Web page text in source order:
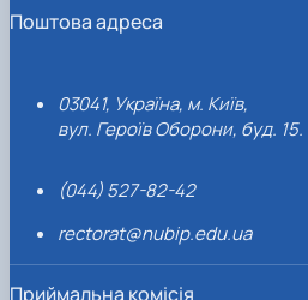
Поштова адреса
03041, Україна, м. Київ,
вул. Героїв Оборони, буд. 15.
(044) 527-82-42
rectorat@nubip.edu.ua
Приймальна комісія